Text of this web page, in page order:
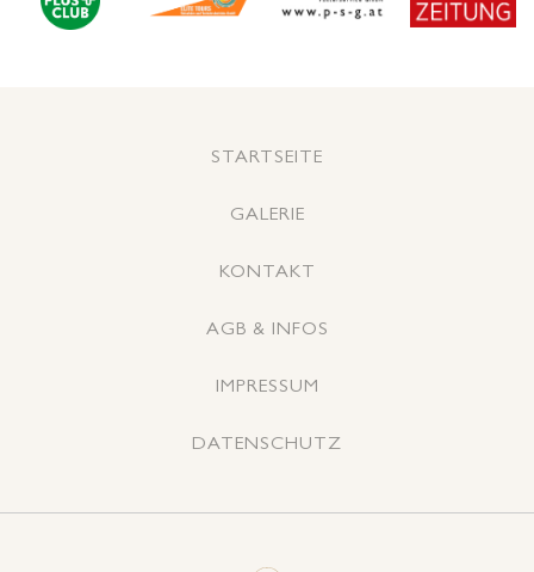
STARTSEITE
GALERIE
KONTAKT
AGB & INFOS
IMPRESSUM
DATENSCHUTZ